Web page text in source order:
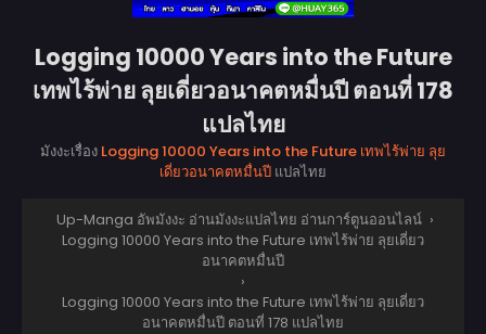
Logging 10000 Years into the Future
เทพไร้พ่าย ลุยเดี่ยวอนาคตหมื่นปี ตอนที่ 178
แปลไทย
มังงะเรื่อง Logging 10000 Years into the Future เทพไร้พ่าย ลุย
เดี่ยวอนาคตหมื่นปี แปลไทย
Up-Manga อัพมังงะ อ่านมังงะแปลไทย อ่านการ์ตูนออนไลน์ ›
Logging 10000 Years into the Future เทพไร้พ่าย ลุยเดี่ยว
อนาคตหมื่นปี
›
Logging 10000 Years into the Future เทพไร้พ่าย ลุยเดี่ยว
อนาคตหมื่นปี ตอนที่ 178 แปลไทย